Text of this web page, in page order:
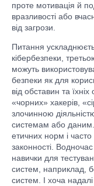
проте мотивація й
вразливості або
від загрози.
Питання
кібербезпеки,
можуть
безпеки як для
від обставин та
«чорних» хакерів,
злочинною
системам або
етичних норм і
законності.
навички для
систем, наприклад,
систем. І хоча